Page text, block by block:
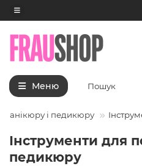
Меню
манікюру і педикюру
Інструменти для
педикюру